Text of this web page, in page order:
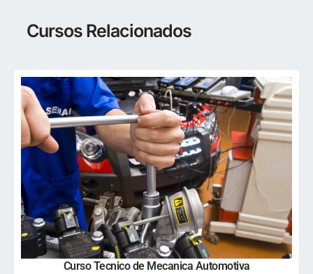
Cursos Relacionados
Curso Tecnico de Mecanica Automotiva